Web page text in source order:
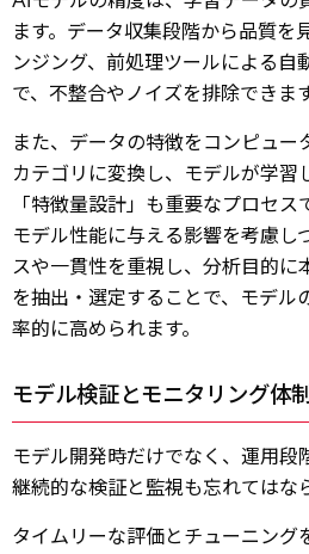
ます。データ収集段階から品質を
ンジング、前処理ツールによる自
で、不整合やノイズを排除できます
また、データの特徴をコンピュ
カテゴリに変換し、モデルが学習
「特徴量設計」も重要なプロセ
モデル性能に与える影響を考慮し
スや一貫性を重視し、分析目的に
を抽出・選定することで、モデル
率的に高められます。
モデル検証とモニタリング体
モデル開発時だけでなく、運用段
継続的な検証と監視も忘れてはな
タイムリーな評価とチューニン